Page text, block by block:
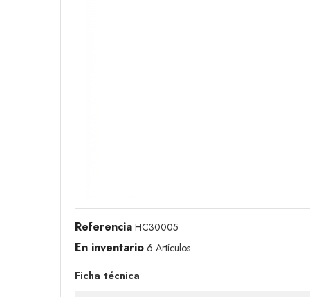
Referencia HC30005
En inventario 6 Artículos
Ficha técnica